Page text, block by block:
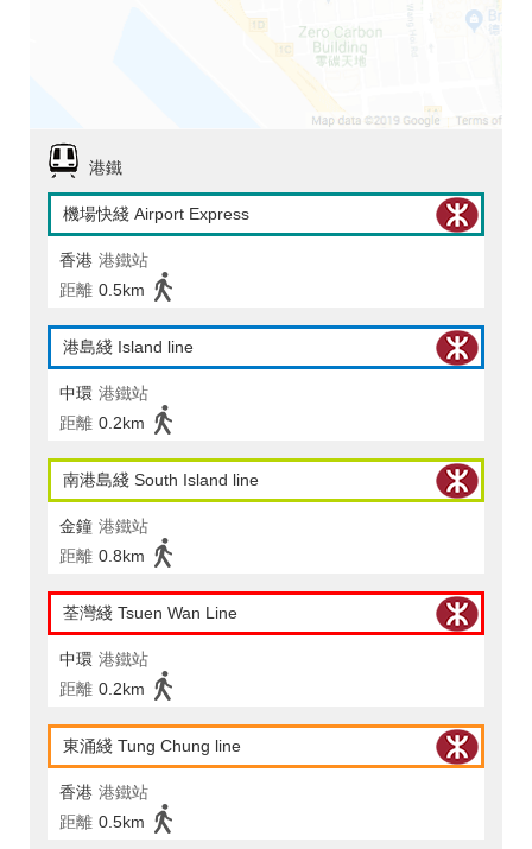
港鐵
機場快綫 Airport Express
香港 港鐵站
距離 0.5km
港島綫 Island line
中環 港鐵站
距離 0.2km
南港島綫 South Island line
金鐘 港鐵站
距離 0.8km
荃灣綫 Tsuen Wan Line
中環 港鐵站
距離 0.2km
東涌綫 Tung Chung line
香港 港鐵站
距離 0.5km